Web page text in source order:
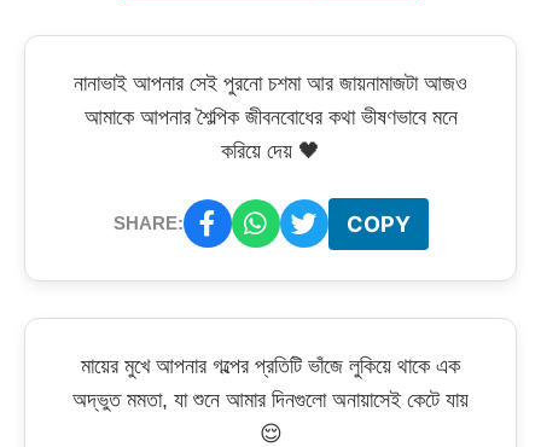
নানাভাই আপনার সেই পুরনো চশমা আর জায়নামাজটা আজও
আমাকে আপনার শৈল্পিক জীবনবোধের কথা ভীষণভাবে মনে
করিয়ে দেয় 🖤
SHARE: COPY
মায়ের মুখে আপনার গল্পের প্রতিটি ভাঁজে লুকিয়ে থাকে এক
অদ্ভুত মমতা, যা শুনে আমার দিনগুলো অনায়াসেই কেটে যায়
😌